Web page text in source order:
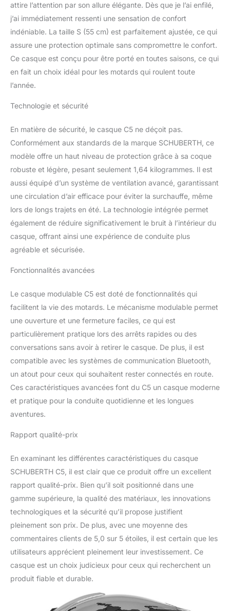
position de la jugulaire
pour un confort accru au
niveau du cou et
système anti-roulement
(A.R.O.S.) La fibre de
verre traitée directement
(Schuberth Direct Fibre
pour créer une coque de
casque
robuste et
particulièrement légère. 2
tailles de coque de
casque nouvel intérieur
sans couture avec le
d’individualisation
Schuberth pour un
compris filtre
becquet arrière avec
sortie d’air Nouveau
mécanisme de visière
breveté avec fonction
attire l’attention par son allure élégante. Dès que je l’ai enfilé,
j’ai immédiatement ressenti une sensation de confort
indéniable. La taille S (55 cm) est parfaitement ajustée, ce qui
assure une protection optimale sans compromettre le confort.
Ce casque est conçu pour être porté en toutes saisons, ce qui
en fait un choix idéal pour les motards qui roulent toute
l’année.
Technologie et sécurité
En matière de sécurité, le casque C5 ne déçoit pas.
Conformément aux standards de la marque SCHUBERTH, ce
modèle offre un haut niveau de protection grâce à sa coque
robuste et légère, pesant seulement 1,64 kilogrammes. Il est
aussi équipé d’un système de ventilation avancé, garantissant
une circulation d’air efficace pour éviter la surchauffe, même
lors de longs trajets en été. La technologie intégrée permet
également de réduire significativement le bruit à l’intérieur du
casque, offrant ainsi une expérience de conduite plus
agréable et sécurisée.
Fonctionnalités avancées
Le casque modulable C5 est doté de fonctionnalités qui
facilitent la vie des motards. Le mécanisme modulable permet
une ouverture et une fermeture faciles, ce qui est
particulièrement pratique lors des arrêts rapides ou des
conversations sans avoir à retirer le casque. De plus, il est
compatible avec les systèmes de communication Bluetooth,
un atout pour ceux qui souhaitent rester connectés en route.
Ces caractéristiques avancées font du C5 un casque moderne
et pratique pour la conduite quotidienne et les longues
aventures.
Rapport qualité-prix
En examinant les différentes caractéristiques du casque
SCHUBERTH C5, il est clair que ce produit offre un excellent
rapport qualité-prix. Bien qu’il soit positionné dans une
gamme supérieure, la qualité des matériaux, les innovations
technologiques et la sécurité qu’il propose justifient
pleinement son prix. De plus, avec une moyenne des
commentaires clients de 5,0 sur 5 étoiles, il est certain que les
utilisateurs apprécient pleinement leur investissement. Ce
casque est un choix judicieux pour ceux qui recherchent un
produit fiable et durable.